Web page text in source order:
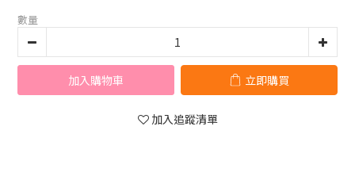
數量
加入購物車 立即購買
加入追蹤清單